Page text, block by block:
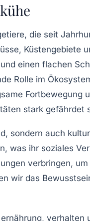
die seit
Küstengebiete
einen flachen
Rolle im
Fortbewegung
stark gefährdet
sondern auch
was ihr soziales
verbringen,
wir das